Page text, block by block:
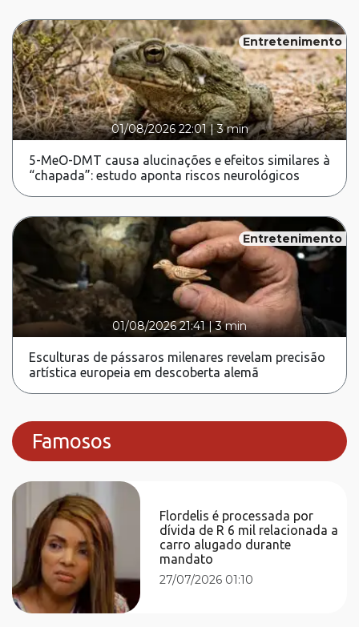
Entretenimento
01/08/2026 22:01|3 min
5-MeO-DMT causa alucinações e efeitos similares à
“chapada”: estudo aponta riscos neurológicos
Entretenimento
01/08/2026 21:41 |3 min
Esculturas de pássaros milenares revelam precisão
artística europeia em descoberta alemã
Famosos
Flordelis é processada por
dívida de R 6 mil relacionada a
carro alugado durante
mandato
27/07/2026 01:10